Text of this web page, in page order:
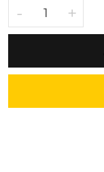
- +